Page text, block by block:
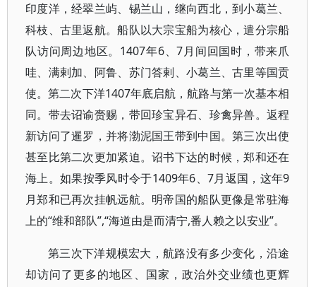
印度洋，经翠兰屿、锡兰山，继向西北，到小葛兰、
科枝、古里返航。船队以大宗宝船为核心，遣分宗船
队访问周边地区。1407年6、7月间回国时，带来爪
哇、满剌加、阿鲁、苏门答剌、小葛兰、古里等国贡
使。第二次下洋1407年底启航，航路与第一次基本相
同。带去诏谕赍赐，带回珍宝异石、珍禽异兽。返程
新访问了暹罗，并将渤泥国王带到中国。第三次出使
甚至比第二次更加紧迫。诏书下达的时候，郑和还在
海上。如果按季风时令于1409年6、7月返国，这年9
月郑和已再次挂帆远航。明帝国的船队更像是常驻海
上的“维和部队”,“海道由是而清宁,番人赖之以安业”。
第三次下洋规模宏大，航路没有多少变化，沿途
却访问了更多的地区、国家，政治外交业绩也更辉